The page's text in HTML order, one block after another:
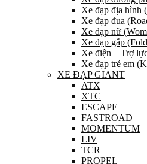
Xe đạp địa hình
Xe đạp đua
Xe đạp nữ
Xe đạp gấp
Xe điện – Trợ
Xe đạp trẻ em
XE ĐẠP GIANT
ATX
XTC
ESCAPE
FASTROAD
MOMENTUM
LIV
TCR
PROPEL